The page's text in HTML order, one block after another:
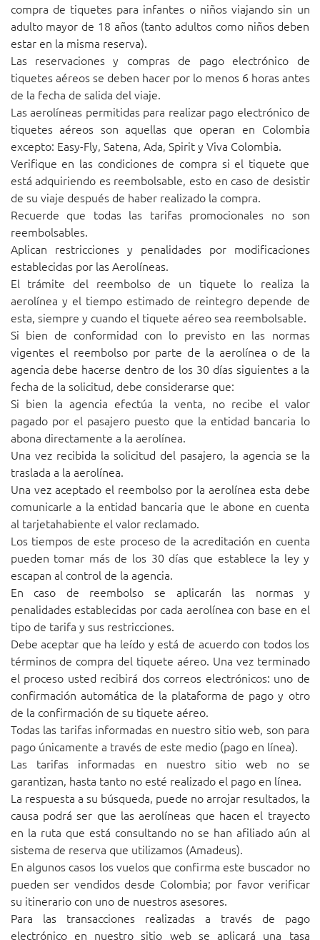
compra de tiquetes para infantes o niños viajando sin un
adulto mayor de 18 años (tanto adultos como niños deben
estar en la misma reserva).
Las reservaciones y compras de pago electrónico de
tiquetes aéreos se deben hacer por lo menos 6 horas antes
de la fecha de salida del viaje.
Las aerolíneas permitidas para realizar pago electrónico de
tiquetes aéreos son aquellas que operan en Colombia
excepto: Easy-Fly, Satena, Ada, Spirit y Viva Colombia.
Verifique en las condiciones de compra si el tiquete que
está adquiriendo es reembolsable, esto en caso de desistir
de su viaje después de haber realizado la compra.
Recuerde que todas las tarifas promocionales no son
reembolsables.
Aplican restricciones y penalidades por modificaciones
establecidas por las Aerolíneas.
El trámite del reembolso de un tiquete lo realiza la
aerolínea y el tiempo estimado de reintegro depende de
esta, siempre y cuando el tiquete aéreo sea reembolsable.
Si bien de conformidad con lo previsto en las normas
vigentes el reembolso por parte de la aerolínea o de la
agencia debe hacerse dentro de los 30 días siguientes a la
fecha de la solicitud, debe considerarse que:
Si bien la agencia efectúa la venta, no recibe el valor
pagado por el pasajero puesto que la entidad bancaria lo
abona directamente a la aerolínea.
Una vez recibida la solicitud del pasajero, la agencia se la
traslada a la aerolínea.
Una vez aceptado el reembolso por la aerolínea esta debe
comunicarle a la entidad bancaria que le abone en cuenta
al tarjetahabiente el valor reclamado.
Los tiempos de este proceso de la acreditación en cuenta
pueden tomar más de los 30 días que establece la ley y
escapan al control de la agencia.
En caso de reembolso se aplicarán las normas y
penalidades establecidas por cada aerolínea con base en el
tipo de tarifa y sus restricciones.
Debe aceptar que ha leído y está de acuerdo con todos los
términos de compra del tiquete aéreo. Una vez terminado
el proceso usted recibirá dos correos electrónicos: uno de
confirmación automática de la plataforma de pago y otro
de la confirmación de su tiquete aéreo.
Todas las tarifas informadas en nuestro sitio web, son para
pago únicamente a través de este medio (pago en línea).
Las tarifas informadas en nuestro sitio web no se
garantizan, hasta tanto no esté realizado el pago en línea.
La respuesta a su búsqueda, puede no arrojar resultados, la
causa podrá ser que las aerolíneas que hacen el trayecto
en la ruta que está consultando no se han afiliado aún al
sistema de reserva que utilizamos (Amadeus).
En algunos casos los vuelos que confirma este buscador no
pueden ser vendidos desde Colombia; por favor verificar
su itinerario con uno de nuestros asesores.
Para las transacciones realizadas a través de pago
electrónico en nuestro sitio web se aplicará una tasa